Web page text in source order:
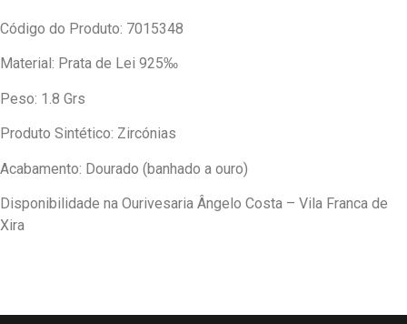
Código do Produto: 7015348
Material: Prata de Lei 925‰
Peso: 1.8 Grs
Produto Sintético: Zircónias
Acabamento: Dourado (banhado a ouro)
Disponibilidade na Ourivesaria Ângelo Costa – Vila Franca de
Xira